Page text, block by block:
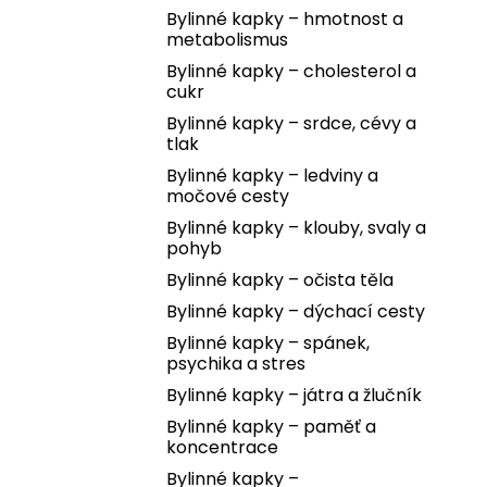
Bylinné kapky – hmotnost a
metabolismus
Bylinné kapky – cholesterol a
cukr
Bylinné kapky – srdce, cévy a
tlak
Bylinné kapky – ledviny a
močové cesty
Bylinné kapky – klouby, svaly a
pohyb
Bylinné kapky – očista těla
Bylinné kapky – dýchací cesty
Bylinné kapky – spánek,
psychika a stres
Bylinné kapky – játra a žlučník
Bylinné kapky – paměť a
koncentrace
Bylinné kapky –